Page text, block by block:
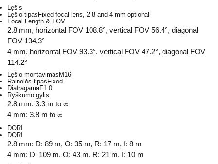
Lęšis
Lęšio tipasFixed focal lens, 2.8 and 4 mm optional
Focal Length & FOV
2.8 mm, horizontal FOV 108.8°, vertical FOV 56.4°, diagonal
FOV 134.3°
4 mm, horizontal FOV 93.3°, vertical FOV 47.2°, diagonal FOV
114.2°
Lęšio montavimas M16
Rainelės tipas Fixed
DiafragamaF1.0
Ryškumo gylis
2.8 mm: 3.3 m to ∞
4 mm: 3.8 m to ∞
DORI
DORI
2.8 mm: D: 89 m, O: 35 m, R: 17 m, I: 8 m
4 mm: D: 109 m, O: 43 m, R: 21 m, I: 10 m